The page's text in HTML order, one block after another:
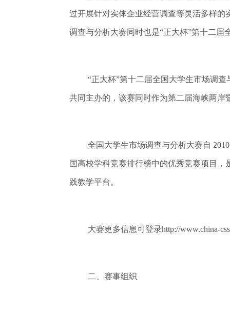
过开展针对实体企业经营调查等灵活多样
调查与分析大赛同时也是“正大杯”第十二
“正大杯”第十二届全国大学生市场调
共同主办的，该赛同时作为第二届海峡两
全国大学生市场调查与分析大赛自
国高校学科竞赛排行榜中的优秀竞赛项目
践教学平台 。
大赛更多信息可登录http://www.china-
二、赛事组织